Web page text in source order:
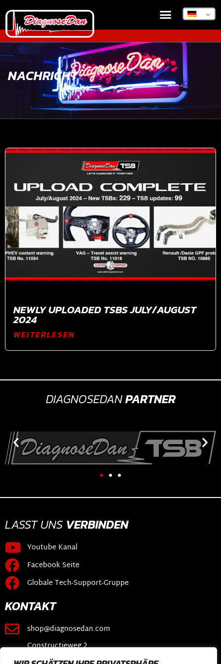
NACHRICHT
NEWLY UPLOADED TSBS JULY/AUGUST
2024
WEITERLESEN
DIAGNOSEDANPARTNER
LASST UNS VERBINDEN
Youtube Kanal
Facebook Seite
Globale Tech-Support-Gruppe
KONTAKT
shop@diagnosedan.com
Constructieweg 2
3641 SB Mijdrecht